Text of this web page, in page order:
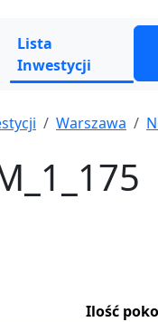
Lista
Inwestycji
Warszawa
Ilość